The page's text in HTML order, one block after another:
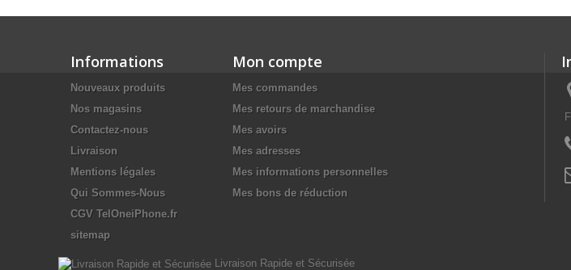
Informations
Nouveaux produits
Nos magasins
Contactez-nous
Livraison
Mentions légales
Qui Sommes-Nous
CGV TelOneiPhone.fr
sitemap
Mon compte
Mes commandes
Mes retours de marchandise
Mes avoirs
Mes adresses
Mes informations personnelles
Mes bons de réduction
Livraison Rapide et Sécurisée